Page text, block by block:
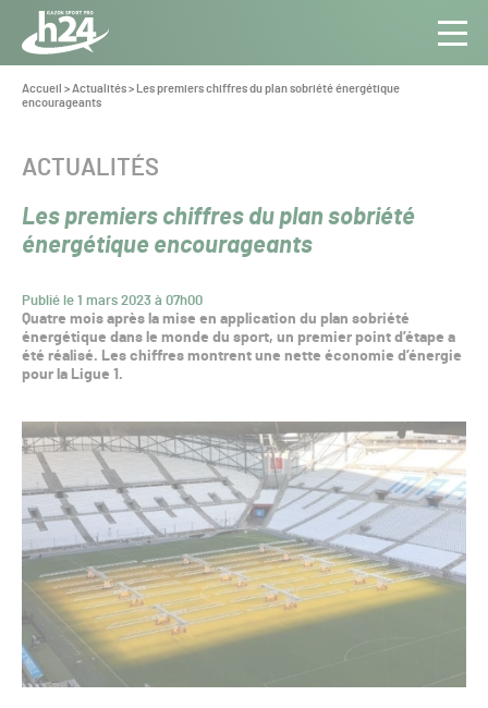
Panneau de gestion des cookies
Aller au contenu
Toute
l’info
du Gazon
Vous
êtes
Accueil >Actualités>
Les premiers chiffres du plan sobriété énergétique
encourageants
Les premiers chiffres du plan sobriété
énergétique encourageants
Publié le 1 mars 2023 à 07h00
CATÉGORIE :
ACTUALITÉS
Quatre mois après la mise en application du plan sobriété
énergétique dans le monde du sport, un premier point d’étape a
été réalisé. Les chiffres montrent une nette économie d’énergie
pour la Ligue 1.